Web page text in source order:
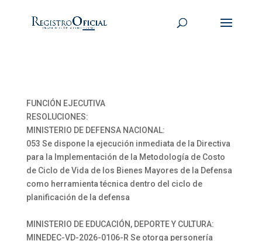
FUNCIÓN EJECUTIVA
RESOLUCIONES:
MINISTERIO DE DEFENSA NACIONAL:
053 Se dispone la ejecución inmediata de la Directiva
para la Implementación de la Metodología de Costo
de Ciclo de Vida de los Bienes Mayores de la Defensa
como herramienta técnica dentro del ciclo de
planificación de la defensa
MINISTERIO DE EDUCACIÓN, DEPORTE Y CULTURA:
MINEDEC-VD-2026-0106-R Se otorga personería